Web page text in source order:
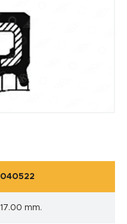
040522
17.00 mm.